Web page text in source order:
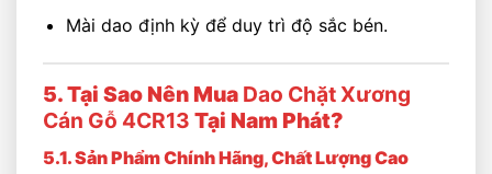
Mài dao định kỳ để duy trì độ sắc bén.
5. Tại Sao Nên Mua Dao Chặt Xương
Cán Gỗ 4CR13 Tại Nam Phát?
5.1. Sản Phẩm Chính Hãng, Chất Lượng Cao